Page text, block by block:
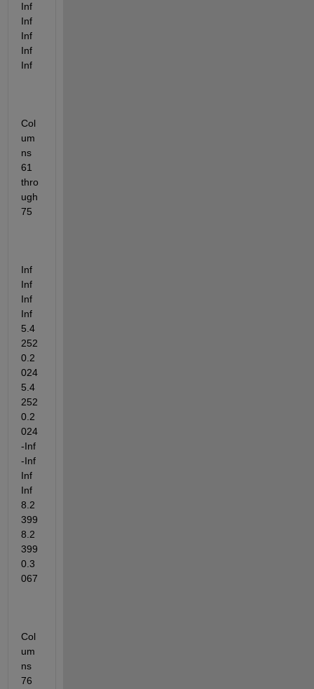
Inf
Inf
Inf
Inf
Inf
Col
um
ns
61
thro
ugh
75
Inf
Inf
Inf
Inf
5.4
252
0.2
024
5.4
252
0.2
024
-Inf
-Inf
Inf
Inf
8.2
399
8.2
399
0.3
067
Col
um
ns
76